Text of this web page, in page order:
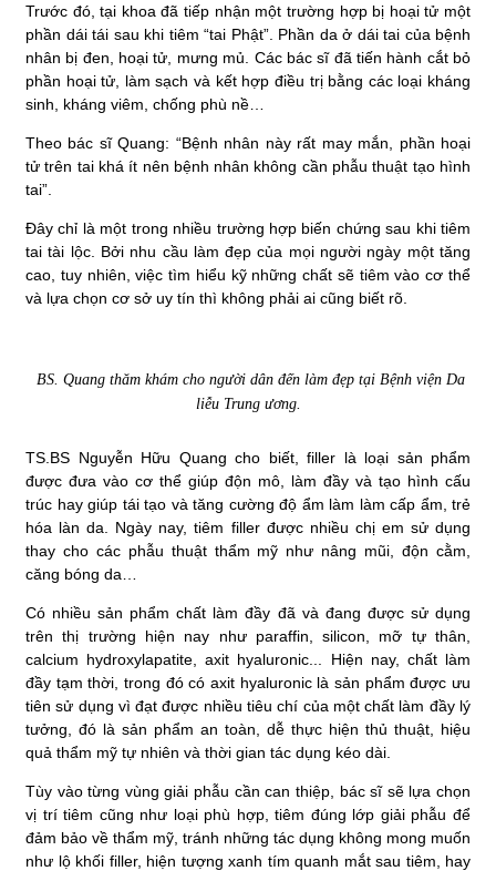
Trước đó, tại khoa đã tiếp nhận một trường hợp bị hoại tử một
phần dái tái sau khi tiêm “tai Phật”. Phần da ở dái tai của bệnh
nhân bị đen, hoại tử, mưng mủ. Các bác sĩ đã tiến hành cắt bỏ
phần hoại tử, làm sạch và kết hợp điều trị bằng các loại kháng
sinh, kháng viêm, chống phù nề…
Theo bác sĩ Quang: “Bệnh nhân này rất may mắn, phần hoại
tử trên tai khá ít nên bệnh nhân không cần phẫu thuật tạo hình
tai”.
Đây chỉ là một trong nhiều trường hợp biến chứng sau khi tiêm
tai tài lộc. Bởi nhu cầu làm đẹp của mọi người ngày một tăng
cao, tuy nhiên, việc tìm hiểu kỹ những chất sẽ tiêm vào cơ thể
và lựa chọn cơ sở uy tín thì không phải ai cũng biết rõ.
BS. Quang thăm khám cho người dân đến làm đẹp tại Bệnh viện Da
liễu Trung ương.
TS.BS Nguyễn Hữu Quang cho biết, filler là loại sản phẩm
được đưa vào cơ thể giúp độn mô, làm đầy và tạo hình cấu
trúc hay giúp tái tạo và tăng cường độ ẩm làm làm cấp ẩm, trẻ
hóa làn da. Ngày nay, tiêm filler được nhiều chị em sử dụng
thay cho các phẫu thuật thẩm mỹ như nâng mũi, độn cằm,
căng bóng da…
Có nhiều sản phẩm chất làm đầy đã và đang được sử dụng
trên thị trường hiện nay như paraffin, silicon, mỡ tự thân,
calcium hydroxylapatite, axit hyaluronic... Hiện nay, chất làm
đầy tạm thời, trong đó có axit hyaluronic là sản phẩm được ưu
tiên sử dụng vì đạt được nhiều tiêu chí của một chất làm đầy lý
tưởng, đó là sản phẩm an toàn, dễ thực hiện thủ thuật, hiệu
quả thẩm mỹ tự nhiên và thời gian tác dụng kéo dài.
Tùy vào từng vùng giải phẫu cần can thiệp, bác sĩ sẽ lựa chọn
vị trí tiêm cũng như loại phù hợp, tiêm đúng lớp giải phẫu để
đảm bảo về thẩm mỹ, tránh những tác dụng không mong muốn
như lộ khối filler, hiện tượng xanh tím quanh mắt sau tiêm, hay